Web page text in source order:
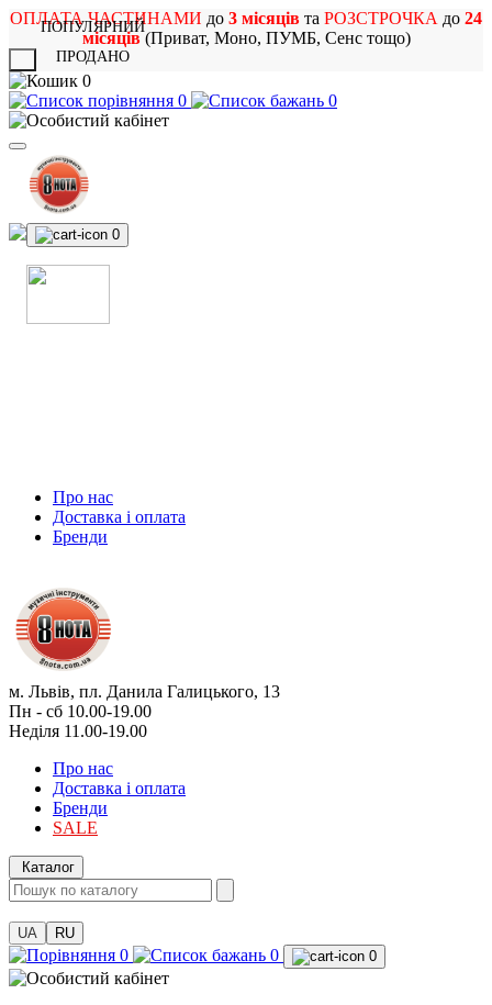
ОПЛАТА ЧАСТИНАМИ до 3 місяців та РОЗСТРОЧКА до 24
місяців(Приват, Моно, ПУМБ, Сенс тощо)
0
0
0
0
Про нас
Доставка і оплата
Бренди
м. Львів, пл. Данила Галицького, 13
Пн - сб 10.00-19.00
Неділя 11.00-19.00
Про нас
Доставка і оплата
Бренди
SALE
Каталог
UA RU
0 0 0
ПОПУЛЯРНИЙ
ПРОДАНО